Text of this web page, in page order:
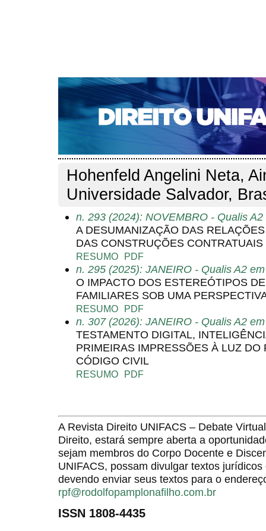
CAPA SOBRE ACESSO CADASTRO
NOTÍCIAS
EDIÇÕES DE Nº 1 A 100 WEBMAIL
Capa>Pesquisa> Perfil do autor
Perfil do autor
Hohenfeld Angelini Neta,
Universidade Salvador,
n. 293 (2024): NOVEMBRO - Qualis
A DESUMANIZAÇÃO DAS
DAS CONSTRUÇÕES
RESUMO PDF
n. 295 (2025): JANEIRO - Qualis A2
O IMPACTO DOS ESTEREÓTIPOS
FAMILIARES SOB UMA
RESUMO PDF
n. 307 (2026): JANEIRO - Qualis A2
TESTAMENTO DIGITAL,
PRIMEIRAS IMPRESSÕES À LUZ
CÓDIGO CIVIL
RESUMO PDF
A Revista Direito UNIFACS – Debate
Direito, estará sempre aberta a
sejam membros do Corpo Docente e
UNIFACS, possam divulgar textos
devendo enviar seus textos para o
rpf@rodolfopamplonafilho.com.br
ISSN 1808-4435